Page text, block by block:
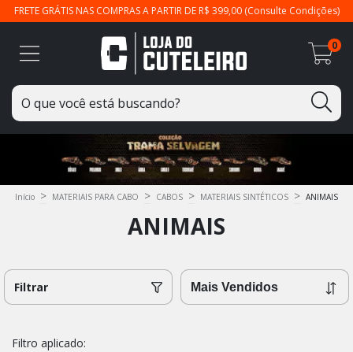
FRETE GRÁTIS NAS COMPRAS A PARTIR DE R$ 399,00 (Consulte Condições)
0
Início > MATERIAIS PARA CABO > CABOS > MATERIAIS SINTÉTICOS > ANIMAIS
ANIMAIS
Filtrar
Filtro aplicado: